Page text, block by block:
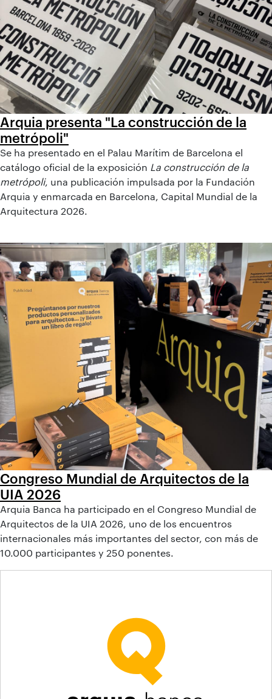
Arquia presenta "La construcción de la
metrópoli"
Se ha presentado en el Palau Marítim de Barcelona el
catálogo oficial de la exposición La construcción de la
metrópoli, una publicación impulsada por la Fundación
Arquia y enmarcada en Barcelona, Capital Mundial de la
Arquitectura 2026.
Congreso Mundial de Arquitectos de la
UIA 2026
Arquia Banca ha participado en el Congreso Mundial de
Arquitectos de la UIA 2026, uno de los encuentros
internacionales más importantes del sector, con más de
10.000 participantes y 250 ponentes.